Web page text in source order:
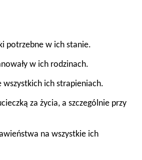
potrzebne w ich stanie.
w ich rodzinach.
wszystkich ich strapieniach.
za życia, a szczególnie przy
na wszystkie ich